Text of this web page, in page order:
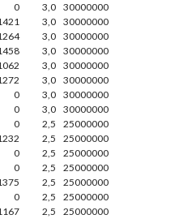
0 3,0 30000000
3,0 30000000
3,0 30000000
3,0 30000000
3,0 30000000
3,0 30000000
0 3,0 30000000
0 3,0 30000000
0 2,5
25000000
2,5
25000000
0 2,5
25000000
0 2,5
25000000
2,5
25000000
0 2,5
25000000
2,5
25000000